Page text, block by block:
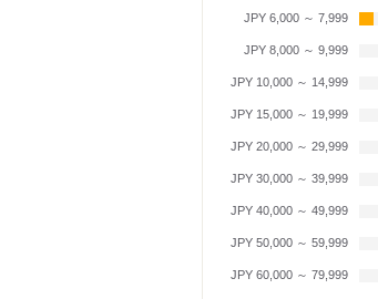
JPY 6,000 ～ 7,999
JPY 8,000 ～ 9,999
JPY 10,000 ～ 14,999
JPY 15,000 ～ 19,999
JPY 20,000 ～ 29,999
JPY 30,000 ～ 39,999
JPY 40,000 ～ 49,999
JPY 50,000 ～ 59,999
JPY 60,000 ～ 79,999